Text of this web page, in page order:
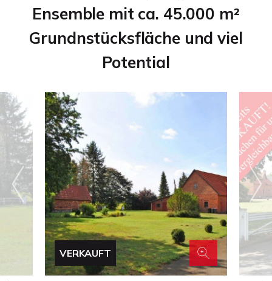
Ensemble mit ca. 45.000 m²
Grundnstücksfläche und viel
Potential
VERKAUFT